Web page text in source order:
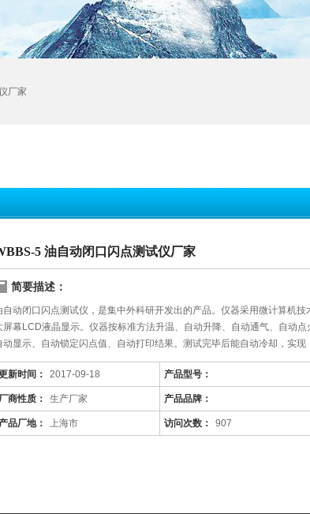
厂家
5 油自动闭口闪点测试仪厂家
简要描述：
自动闭口闪点测试仪，是集中外科研开发出的产品。仪器采用微计算机技
屏幕LCD液晶显示。仪器按标准方法升温、自动升降、自动通气、自动点
动显示、自动锁定闪点值、自动打印结果。测试完毕后能自动冷却，实现
新时间： 2017-09-18 产品型号：
商性质： 生产厂家 产品品牌：
产品厂地： 上海市 访问次数： 907